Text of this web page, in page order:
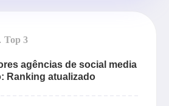
Top 3
agências de social media
Ranking atualizado